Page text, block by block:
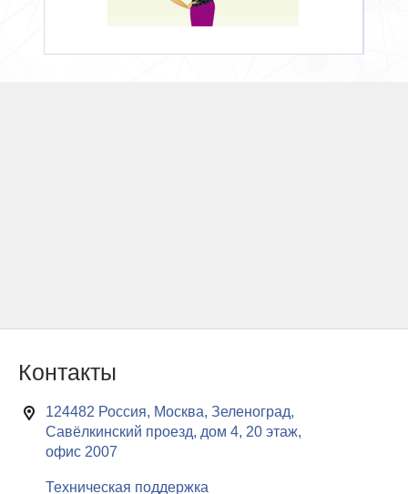
Контакты
124482 Россия, Москва, Зеленоград,
Савёлкинский проезд, дом 4, 20 этаж,
офис 2007
Техническая поддержка